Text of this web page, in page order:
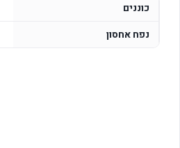
כוננים
נפח אחסון